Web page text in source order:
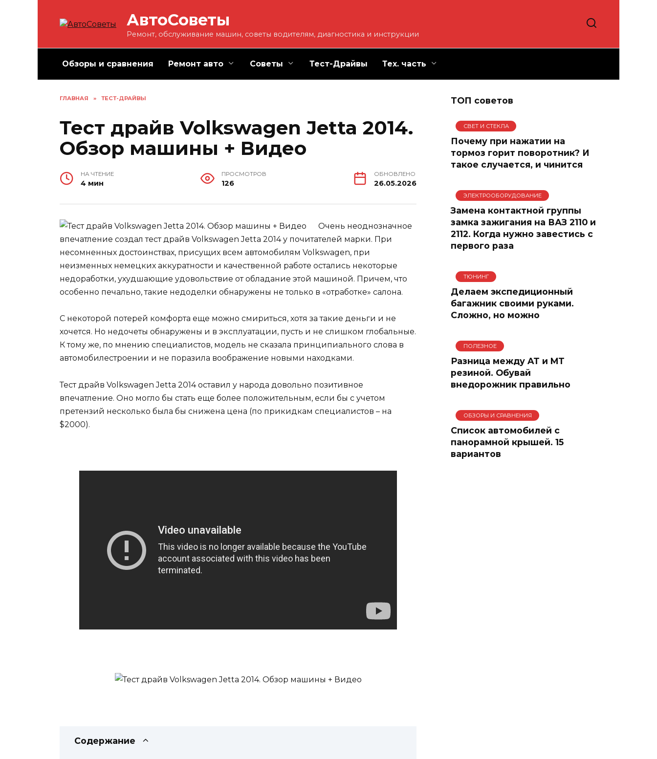
АвтоСоветы
Ремонт, обслуживание машин, советы водителям, диагностика и инструкции
Обзоры и сравнения Ремонт авто Советы Тест-Драйвы Тех. часть
ГЛАВНАЯ » ТЕСТ-ДРАЙВЫ
Тест драйв Volkswagen Jetta 2014.
Обзор машины + Видео
НА ЧТЕНИЕ
4 мин
ПРОСМОТРОВ
126
ОБНОВЛЕНО
26.05.2026
Очень неоднозначное
впечатление создал тест драйв Volkswagen Jetta 2014 у почитателей марки. При
несомненных достоинствах, присущих всем автомобилям Volkswagen, при
неизменных немецких аккуратности и качественной работе остались некоторые
недоработки, ухудшающие удовольствие от обладание этой машиной. Причем, что
особенно печально, такие недоделки обнаружены не только в «отработке» салона.
С некоторой потерей комфорта еще можно смириться, хотя за такие деньги и не
хочется. Но недочеты обнаружены и в эксплуатации, пусть и не слишком глобальные.
К тому же, по мнению специалистов, модель не сказала принципиального слова в
автомобилестроении и не поразила воображение новыми находками.
Тест драйв Volkswagen Jetta 2014 оставил у народа довольно позитивное
впечатление. Оно могло бы стать еще более положительным, если бы с учетом
претензий несколько была бы снижена цена (по прикидкам специалистов – на
$2000).
Содержание
ТОП советов
СВЕТ И СТЕКЛА
Почему при нажатии на
тормоз горит поворотник? И
такое случается, и чинится
ЭЛЕКТРООБОРУДОВАНИЕ
Замена контактной группы
замка зажигания на ВАЗ 2110 и
2112. Когда нужно завестись с
первого раза
ТЮНИНГ
Делаем экспедиционный
багажник своими руками.
Сложно, но можно
ПОЛЕЗНОЕ
Разница между AT и MT
резиной. Обувай
внедорожник правильно
ОБЗОРЫ И СРАВНЕНИЯ
Список автомобилей с
панорамной крышей. 15
вариантов